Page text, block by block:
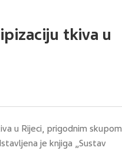
tkiva u
u Rijeci, prigodnim skupom
je knjiga „Sustav